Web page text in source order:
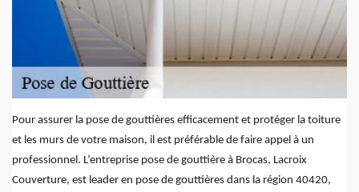
Pour assurer la pose de gouttières efficacement et protéger la toiture
et les murs de votre maison, il est préférable de faire appel à un
professionnel. L’entreprise pose de gouttière à Brocas, Lacroix
Couverture, est leader en pose de gouttières dans la région 40420,